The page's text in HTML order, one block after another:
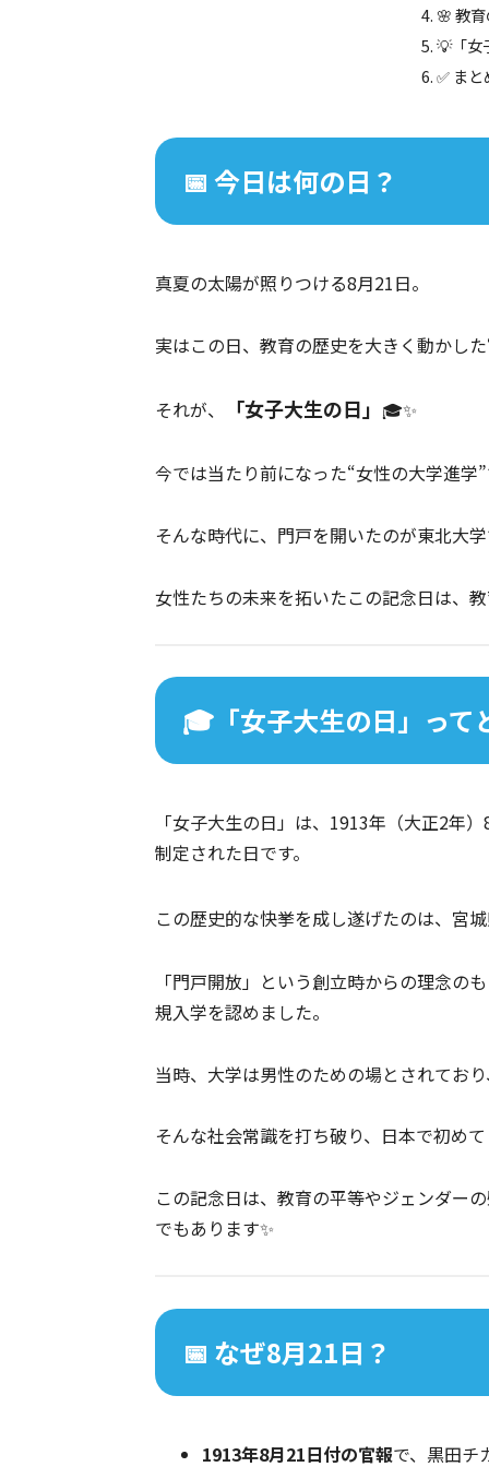
🌸 教
💡「女
✅ まと
📅 今日は何の日？
真夏の太陽が照りつける8月21日。
実はこの日、教育の歴史を大きく動かし
それが、 「女子大生の日」 🎓✨
今では当たり前になった“女性の大学進学
そんな時代に、門戸を開いたのが東北大
女性たちの未来を拓いたこの記念日は、
🎓「女子大生の日」って
「女子大生の日」は、1913年（大正2年
制定された日です。
この歴史的な快挙を成し遂げたのは、宮
「門戸開放」という創立時からの理念の
規入学を認めました。
当時、大学は男性のための場とされてお
そんな社会常識を打ち破り、日本で初め
この記念日は、教育の平等やジェンダー
でもあります✨
📅 なぜ8月21日？
1913年8月21日付の官報で、黒田チ